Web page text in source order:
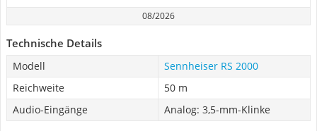
08/2026
Technische Details
Modell
Sennheiser RS 2000
Reichweite
50 m
Audio-Eingänge
Analog: 3,5-mm-Klinke